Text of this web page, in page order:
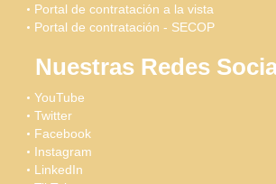
Portal de contratación a la vista
Portal de contratación - SECOP
Nuestras Redes
YouTube
Twitter
Facebook
Instagram
LinkedIn